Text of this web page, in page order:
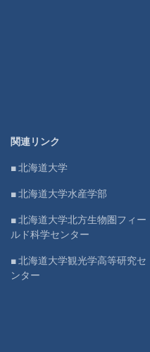
関連リンク
■ 北海道大学
■ 北海道大学水産学部
■ 北海道大学北方生物圏フィー
ルド科学センター
■ 北海道大学観光学高等研究セ
ンター